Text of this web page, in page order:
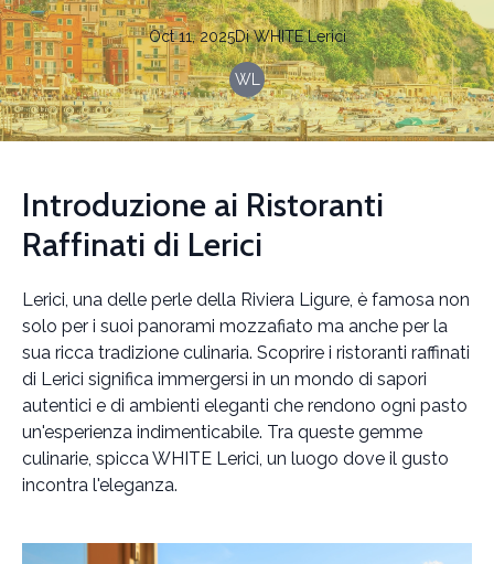
Oct 11, 2025Di WHITE Lerici
WL
Introduzione ai Ristoranti
Raffinati di Lerici
Lerici, una delle perle della Riviera Ligure, è famosa non
solo per i suoi panorami mozzafiato ma anche per la
sua ricca tradizione culinaria. Scoprire i ristoranti raffinati
di Lerici significa immergersi in un mondo di sapori
autentici e di ambienti eleganti che rendono ogni pasto
un'esperienza indimenticabile. Tra queste gemme
culinarie, spicca WHITE Lerici, un luogo dove il gusto
incontra l'eleganza.